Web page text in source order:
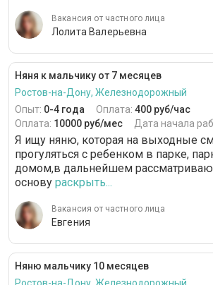
Вакансия от частного лица
Лолита Валерьевна
Няня к мальчику от 7 месяцев
Ростов-на-Дону, Железнодорожный
Опыт: 0-4 года Оплата: 400 руб/час
Оплата: 10000 руб/мес Дата начала
Я ищу няню, которая на выходные
прогуляться с ребенком в парке,
домом,в дальнейшем рассматриваю
основу раскрыть...
Вакансия от частного лица
Евгения
Няню мальчику 10 месяцев